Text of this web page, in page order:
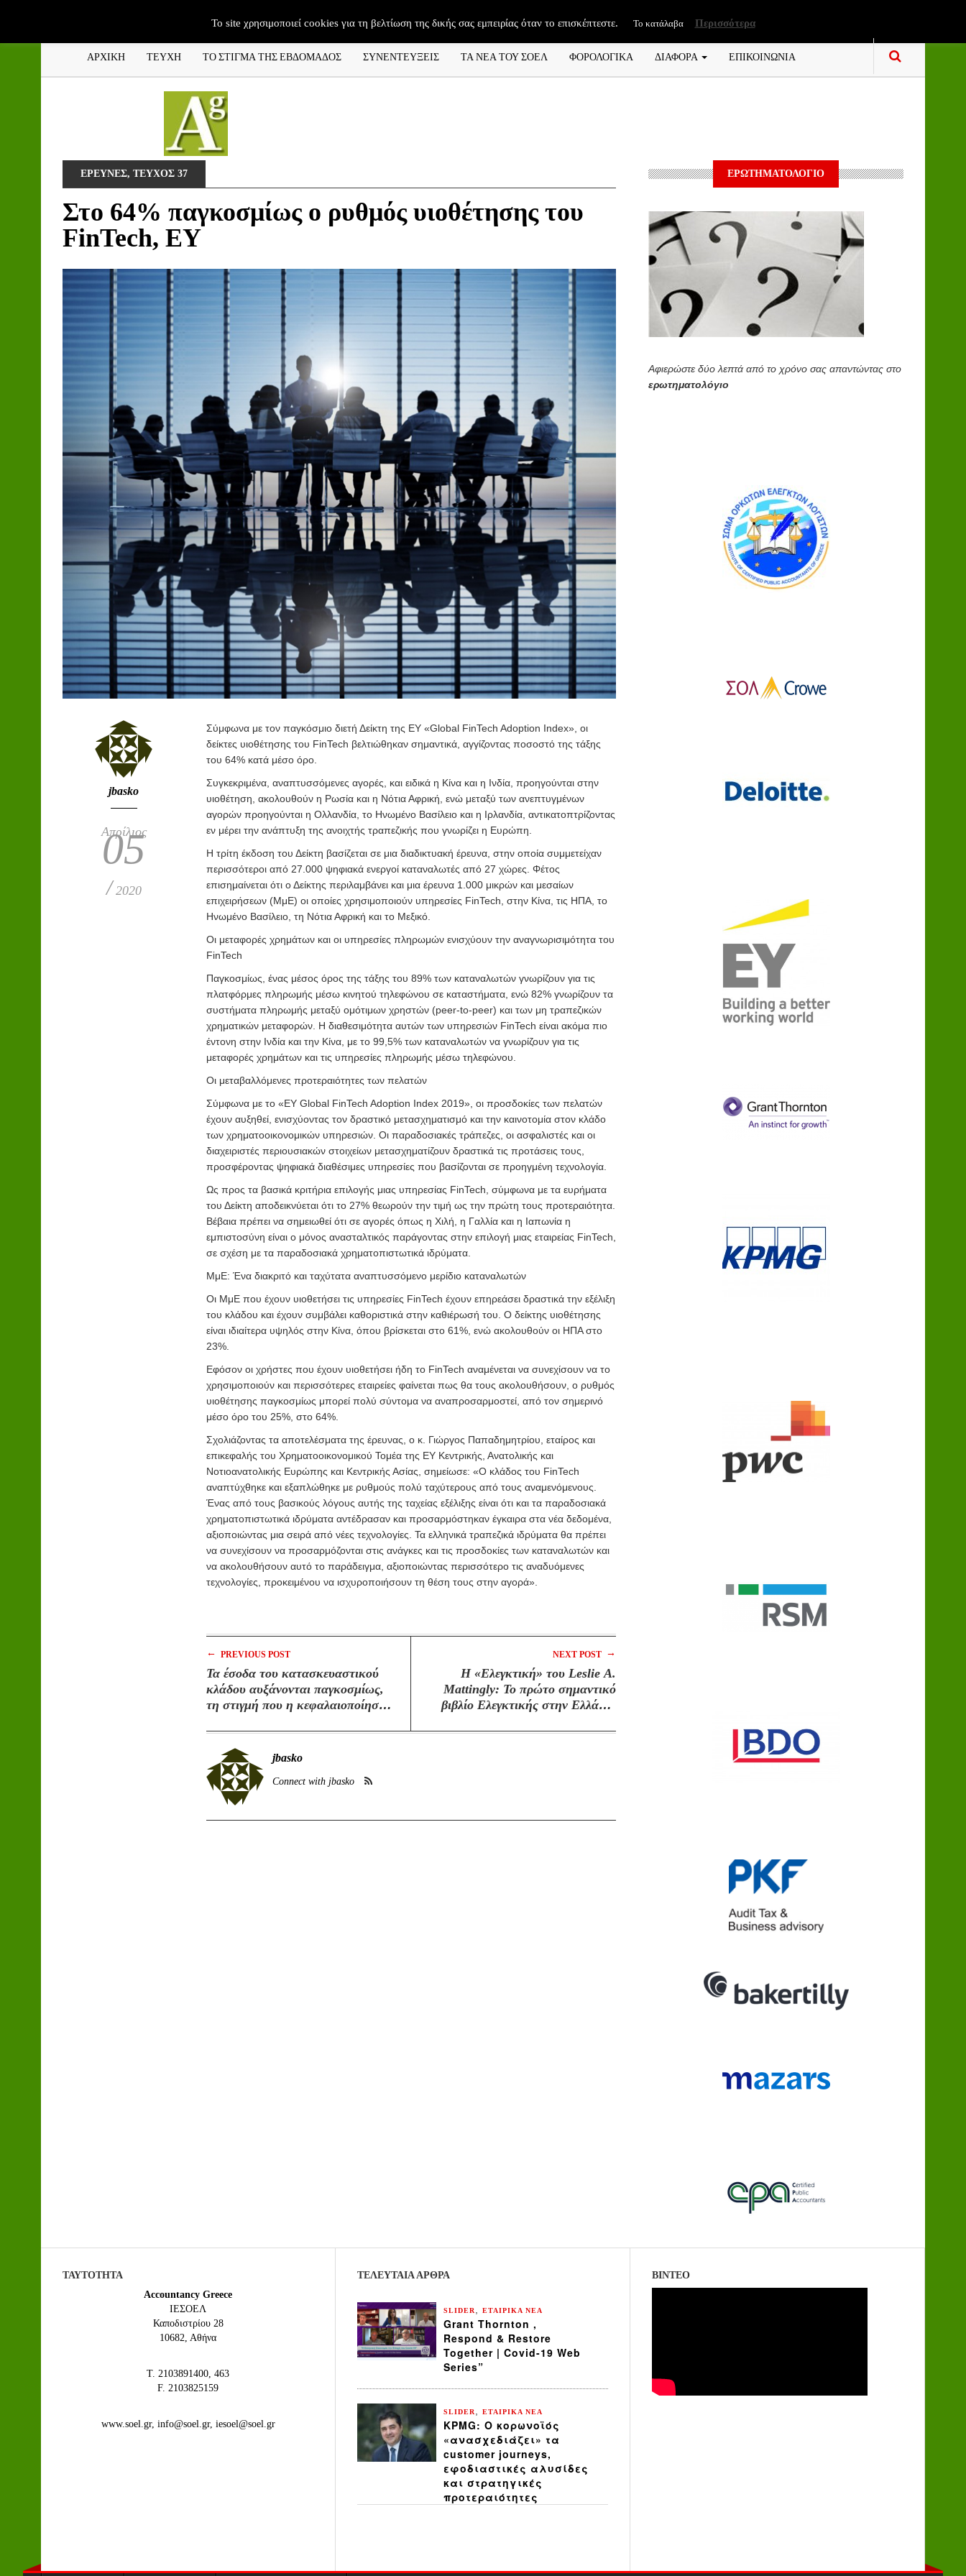
ΑΡΧΙΚΗ ΤΕΥΧΗ ΤΟ ΣΤΙΓΜΑ ΤΗΣ ΕΒΔΟΜΑΔΟΣ ΣΥΝΕΝΤΕΥΞΕΙΣ ΤΑ ΝΕΑ ΤΟΥ ΣΟΕΛ ΦΟΡΟΛΟΓΙΚΑ ΔΙΑΦΟΡΑ ΕΠΙΚΟΙΝΩΝΙΑ
ΕΡΕΥΝΕΣ, ΤΕΥΧΟΣ 37
Στο 64% παγκοσμίως ο ρυθμός υιοθέτησης του
FinTech, ΕΥ
jbasko
Απρίλιος
05
/ 2020
Σύμφωνα με τον παγκόσμιο διετή Δείκτη της EY «Global FinTech Adoption Index», οι
δείκτες υιοθέτησης του FinTech βελτιώθηκαν σημαντικά, αγγίζοντας ποσοστό της τάξης
του 64% κατά μέσο όρο.
Συγκεκριμένα, αναπτυσσόμενες αγορές, και ειδικά η Κίνα και η Ινδία, προηγούνται στην
υιοθέτηση, ακολουθούν η Ρωσία και η Νότια Αφρική, ενώ μεταξύ των ανεπτυγμένων
αγορών προηγούνται η Ολλανδία, το Ηνωμένο Βασίλειο και η Ιρλανδία, αντικατοπτρίζοντας
εν μέρει την ανάπτυξη της ανοιχτής τραπεζικής που γνωρίζει η Ευρώπη.
Η τρίτη έκδοση του Δείκτη βασίζεται σε μια διαδικτυακή έρευνα, στην οποία συμμετείχαν
περισσότεροι από 27.000 ψηφιακά ενεργοί καταναλωτές από 27 χώρες. Φέτος
επισημαίνεται ότι ο Δείκτης περιλαμβάνει και μια έρευνα 1.000 μικρών και μεσαίων
επιχειρήσεων (ΜμΕ) οι οποίες χρησιμοποιούν υπηρεσίες FinTech, στην Κίνα, τις ΗΠΑ, το
Ηνωμένο Βασίλειο, τη Νότια Αφρική και το Μεξικό.
Οι μεταφορές χρημάτων και οι υπηρεσίες πληρωμών ενισχύουν την αναγνωρισιμότητα του
FinTech
Παγκοσμίως, ένας μέσος όρος της τάξης του 89% των καταναλωτών γνωρίζουν για τις
πλατφόρμες πληρωμής μέσω κινητού τηλεφώνου σε καταστήματα, ενώ 82% γνωρίζουν τα
συστήματα πληρωμής μεταξύ ομότιμων χρηστών (peer-to-peer) και των μη τραπεζικών
χρηματικών μεταφορών. Η διαθεσιμότητα αυτών των υπηρεσιών FinTech είναι ακόμα πιο
έντονη στην Ινδία και την Κίνα, με το 99,5% των καταναλωτών να γνωρίζουν για τις
μεταφορές χρημάτων και τις υπηρεσίες πληρωμής μέσω τηλεφώνου.
Οι μεταβαλλόμενες προτεραιότητες των πελατών
Σύμφωνα με το «EY Global FinTech Adoption Index 2019», οι προσδοκίες των πελατών
έχουν αυξηθεί, ενισχύοντας τον δραστικό μετασχηματισμό και την καινοτομία στον κλάδο
των χρηματοοικονομικών υπηρεσιών. Οι παραδοσιακές τράπεζες, οι ασφαλιστές και οι
διαχειριστές περιουσιακών στοιχείων μετασχηματίζουν δραστικά τις προτάσεις τους,
προσφέροντας ψηφιακά διαθέσιμες υπηρεσίες που βασίζονται σε προηγμένη τεχνολογία.
Ως προς τα βασικά κριτήρια επιλογής μιας υπηρεσίας FinTech, σύμφωνα με τα ευρήματα
του Δείκτη αποδεικνύεται ότι το 27% θεωρούν την τιμή ως την πρώτη τους προτεραιότητα.
Βέβαια πρέπει να σημειωθεί ότι σε αγορές όπως η Χιλή, η Γαλλία και η Ιαπωνία η
εμπιστοσύνη είναι ο μόνος ανασταλτικός παράγοντας στην επιλογή μιας εταιρείας FinTech,
σε σχέση με τα παραδοσιακά χρηματοπιστωτικά ιδρύματα.
ΜμΕ: Ένα διακριτό και ταχύτατα αναπτυσσόμενο μερίδιο καταναλωτών
Οι ΜμΕ που έχουν υιοθετήσει τις υπηρεσίες FinTech έχουν επηρεάσει δραστικά την εξέλιξη
του κλάδου και έχουν συμβάλει καθοριστικά στην καθιέρωσή του. Ο δείκτης υιοθέτησης
είναι ιδιαίτερα υψηλός στην Κίνα, όπου βρίσκεται στο 61%, ενώ ακολουθούν οι ΗΠΑ στο
23%.
Εφόσον οι χρήστες που έχουν υιοθετήσει ήδη το FinTech αναμένεται να συνεχίσουν να το
χρησιμοποιούν και περισσότερες εταιρείες φαίνεται πως θα τους ακολουθήσουν, ο ρυθμός
υιοθέτησης παγκοσμίως μπορεί πολύ σύντομα να αναπροσαρμοστεί, από τον σημερινό
μέσο όρο του 25%, στο 64%.
Σχολιάζοντας τα αποτελέσματα της έρευνας, ο κ. Γιώργος Παπαδημητρίου, εταίρος και
επικεφαλής του Χρηματοοικονομικού Τομέα της ΕΥ Κεντρικής, Ανατολικής και
Νοτιοανατολικής Ευρώπης και Κεντρικής Ασίας, σημείωσε: «Ο κλάδος του FinTech
αναπτύχθηκε και εξαπλώθηκε με ρυθμούς πολύ ταχύτερους από τους αναμενόμενους.
Ένας από τους βασικούς λόγους αυτής της ταχείας εξέλιξης είναι ότι και τα παραδοσιακά
χρηματοπιστωτικά ιδρύματα αντέδρασαν και προσαρμόστηκαν έγκαιρα στα νέα δεδομένα,
αξιοποιώντας μια σειρά από νέες τεχνολογίες. Τα ελληνικά τραπεζικά ιδρύματα θα πρέπει
να συνεχίσουν να προσαρμόζονται στις ανάγκες και τις προσδοκίες των καταναλωτών και
να ακολουθήσουν αυτό το παράδειγμα, αξιοποιώντας περισσότερο τις αναδυόμενες
τεχνολογίες, προκειμένου να ισχυροποιήσουν τη θέση τους στην αγορά».
← PREVIOUS POST
Τα έσοδα του κατασκευαστικού
κλάδου αυξάνονται παγκοσμίως,
τη στιγμή που η κεφαλαιοποίηση
NEXT POST →
Η «Ελεγκτική» του Leslie A.
Mattingly: Το πρώτο σημαντικό
βιβλίο Ελεγκτικής στην Ελλάδα,
Ωρίων
jbasko
Connect with jbasko
ΕΡΩΤΗΜΑΤΟΛΟΓΙΟ
Αφιερώστε δύο λεπτά από το χρόνο σας απαντώντας στο
ερωτηματολόγιο
ΤΑΥΤΟΤΗΤΑ
Accountancy Greece
IEΣΟΕΛ
Καποδιστρίου 28
10682, Αθήνα
Τ. 2103891400, 463
F. 2103825159
www.soel.gr, info@soel.gr, iesoel@soel.gr
ΤΕΛΕΥΤΑΙΑ ΆΡΘΡΑ
SLIDER ΕΤΑΙΡΙΚΑ ΝΕΑ
Grant Thornton ,
Respond & Restore
Together | Covid-19 Web
Series”
SLIDER ΕΤΑΙΡΙΚΑ ΝΕΑ
KPMG: Ο κορωνοϊός
«ανασχεδιάζει» τα
customer journeys,
εφοδιαστικές αλυσίδες
και στρατηγικές
προτεραιότητες
ΒΙΝΤΕΟ
To site χρησιμοποιεί cookies για τη βελτίωση της δικής σας εμπειρίας όταν το επισκέπτεστε. Το κατάλαβα Περισσότερα